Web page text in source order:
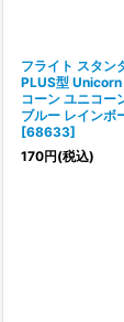
フライト スタン
PLUS型 Unicorn
コーン ユニコー
ブルー レインボ
[68633]
170円(税込)